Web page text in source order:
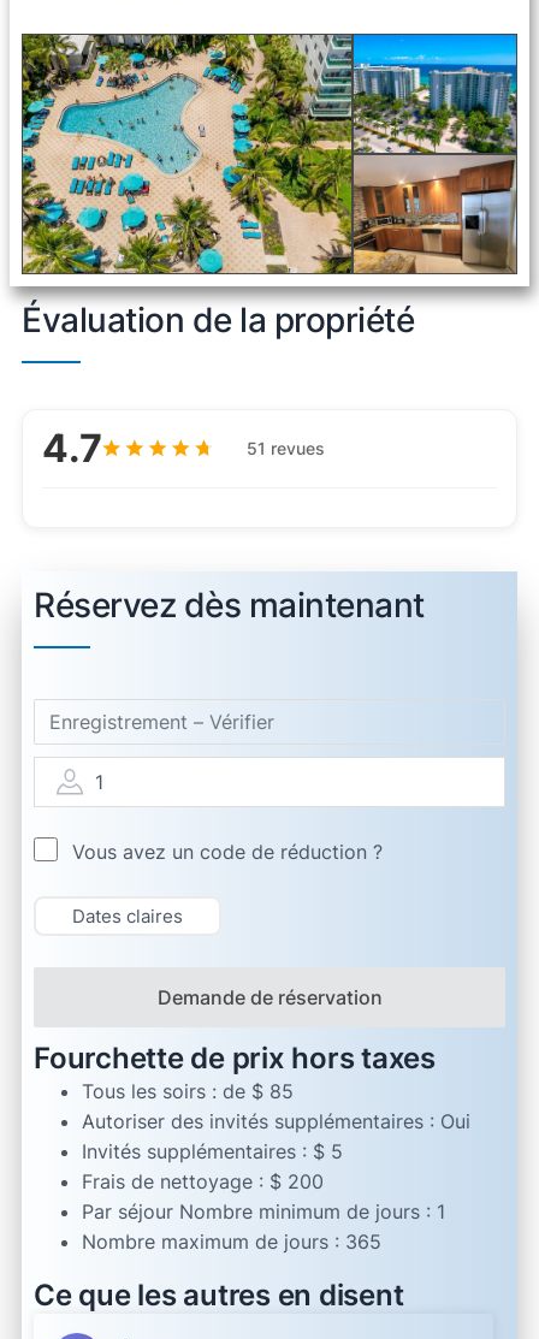
Évaluation de la propriété
4.7 51 revues
Réservez dès maintenant
1
Vous avez un code de réduction ?
Dates claires
Demande de réservation
Fourchette de prix hors taxes
Tous les soirs : de $ 85
Autoriser des invités supplémentaires : Oui
Invités supplémentaires : $ 5
Frais de nettoyage : $ 200
Par séjour Nombre minimum de jours : 1
Nombre maximum de jours : 365
Ce que les autres en disent